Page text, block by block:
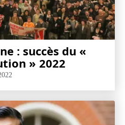
: succès du «
» 2022